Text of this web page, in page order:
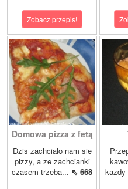
Zobacz przepis!
Domowa pizza z fetą
Dzis zachcialo nam sie
pizzy, a ze zachcianki
czasem trzeba... ⇖ 668
kazdy